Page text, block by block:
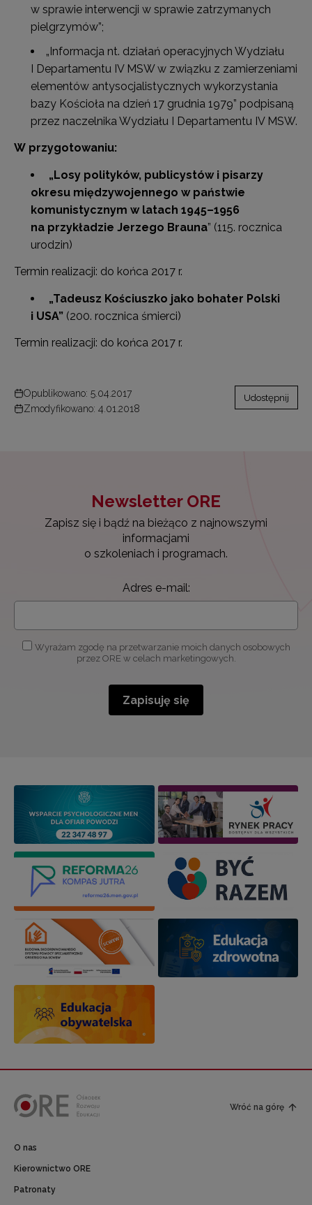
w sprawie interwencji w sprawie zatrzymanych
pielgrzymów”;
„Informacja nt. działań operacyjnych Wydziału
I Departamentu IV MSW w związku z zamierzeniami
elementów antysocjalistycznych wykorzystania
bazy Kościoła na dzień 17 grudnia 1979” podpisaną
przez naczelnika Wydziału I Departamentu IV MSW.
W przygotowaniu:
„Losy polityków, publicystów i pisarzy
okresu międzywojennego w państwie
komunistycznym w latach 1945–1956
na przykładzie Jerzego Brauna” (115. rocznica
urodzin)
Termin realizacji: do końca 2017 r.
„Tadeusz Kościuszko jako bohater Polski
i USA” (200. rocznica śmierci)
Termin realizacji: do końca 2017 r.
Opublikowano: 5.04.2017
Zmodyfikowano: 4.01.2018
Udostępnij
Newsletter ORE
Zapisz się i bądź na bieżąco z najnowszymi
informacjami
o szkoleniach i programach.
Adres e-mail:
Wyrażam zgodę na przetwarzanie moich danych osobowych
przez ORE w celach marketingowych.
Zapisuję się
Wróć na górę
O nas
Kierownictwo ORE
Patronaty